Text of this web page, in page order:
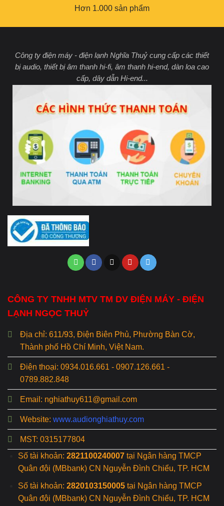
Hơn 1.000 sản phẩm
Công ty điện máy - điện lạnh Nghĩa Thuỷ cung cấp các thiết
bị audio, thiết bị âm thanh hi-fi, âm thanh hi-end, dàn loa cao
cấp, dây dẫn Hi-end...
CÔNG TY TNHH MTV TM DV ĐIỆN MÁY - ĐIỆN
LẠNH NGỌC THUỶ
Địa chỉ: 611/93, Điện Biên Phủ, Phường Bàn Cờ,
Thành phố Hồ Chí Minh, Việt Nam.
Điện thoại: 0934.016.661 - 0907.126.661 -
0789.882.848
Email: nghiathuy611@gmail.com
Website: www.audionghiathuy.com
MST: 0315177804
Số tài khoản: 2821100240007tại Ngân hàng TMCP
Quân đội (MBbank) CN Nguyễn Đình Chiểu, TP. HCM
Số tài khoản: 2820103150005tại Ngân hàng TMCP
Quân đội (MBbank) CN Nguyễn Đình Chiểu, TP. HCM